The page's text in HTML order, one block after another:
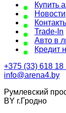
Купить
Новости
Trade-In
Авто в
Кредит
+375 (33) 618 18
info@arena4.by
Румлевский
BY г.Гродно